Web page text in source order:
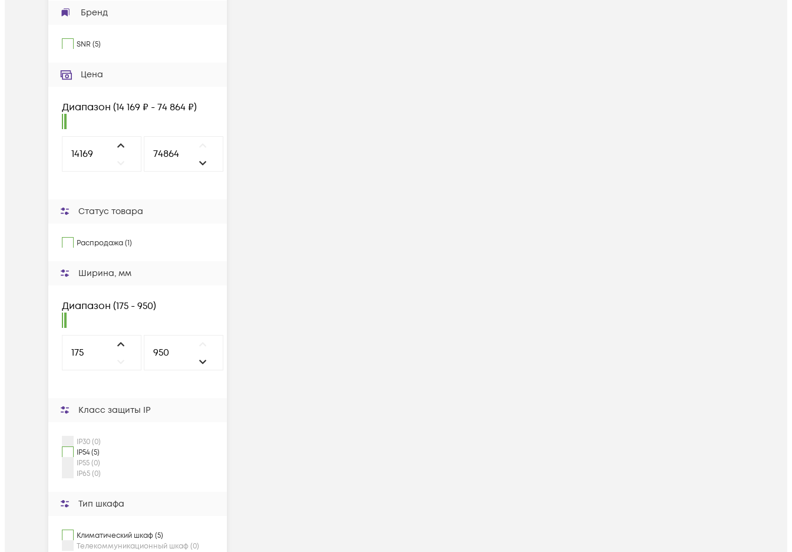
Бренд
SNR (5)
Цена
Диапазон (14 169 ₽ - 74 864 ₽)
Статус товара
Распродажа (1)
Ширина, мм
Диапазон (175 - 950)
Класс защиты IP
IP30 (0)
IP54 (5)
IP55 (0)
IP65 (0)
Тип шкафа
Климатический шкаф (5)
Телекоммуникационный шкаф (0)